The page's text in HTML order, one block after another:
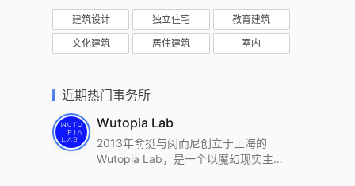
建筑设计 独立住宅 教育建筑
文化建筑 居住建筑 室内
近期热门事务所
Wutopia Lab
2013年俞挺与闵而尼创立于上海的
Wutopia Lab，是一个以魔幻现实主